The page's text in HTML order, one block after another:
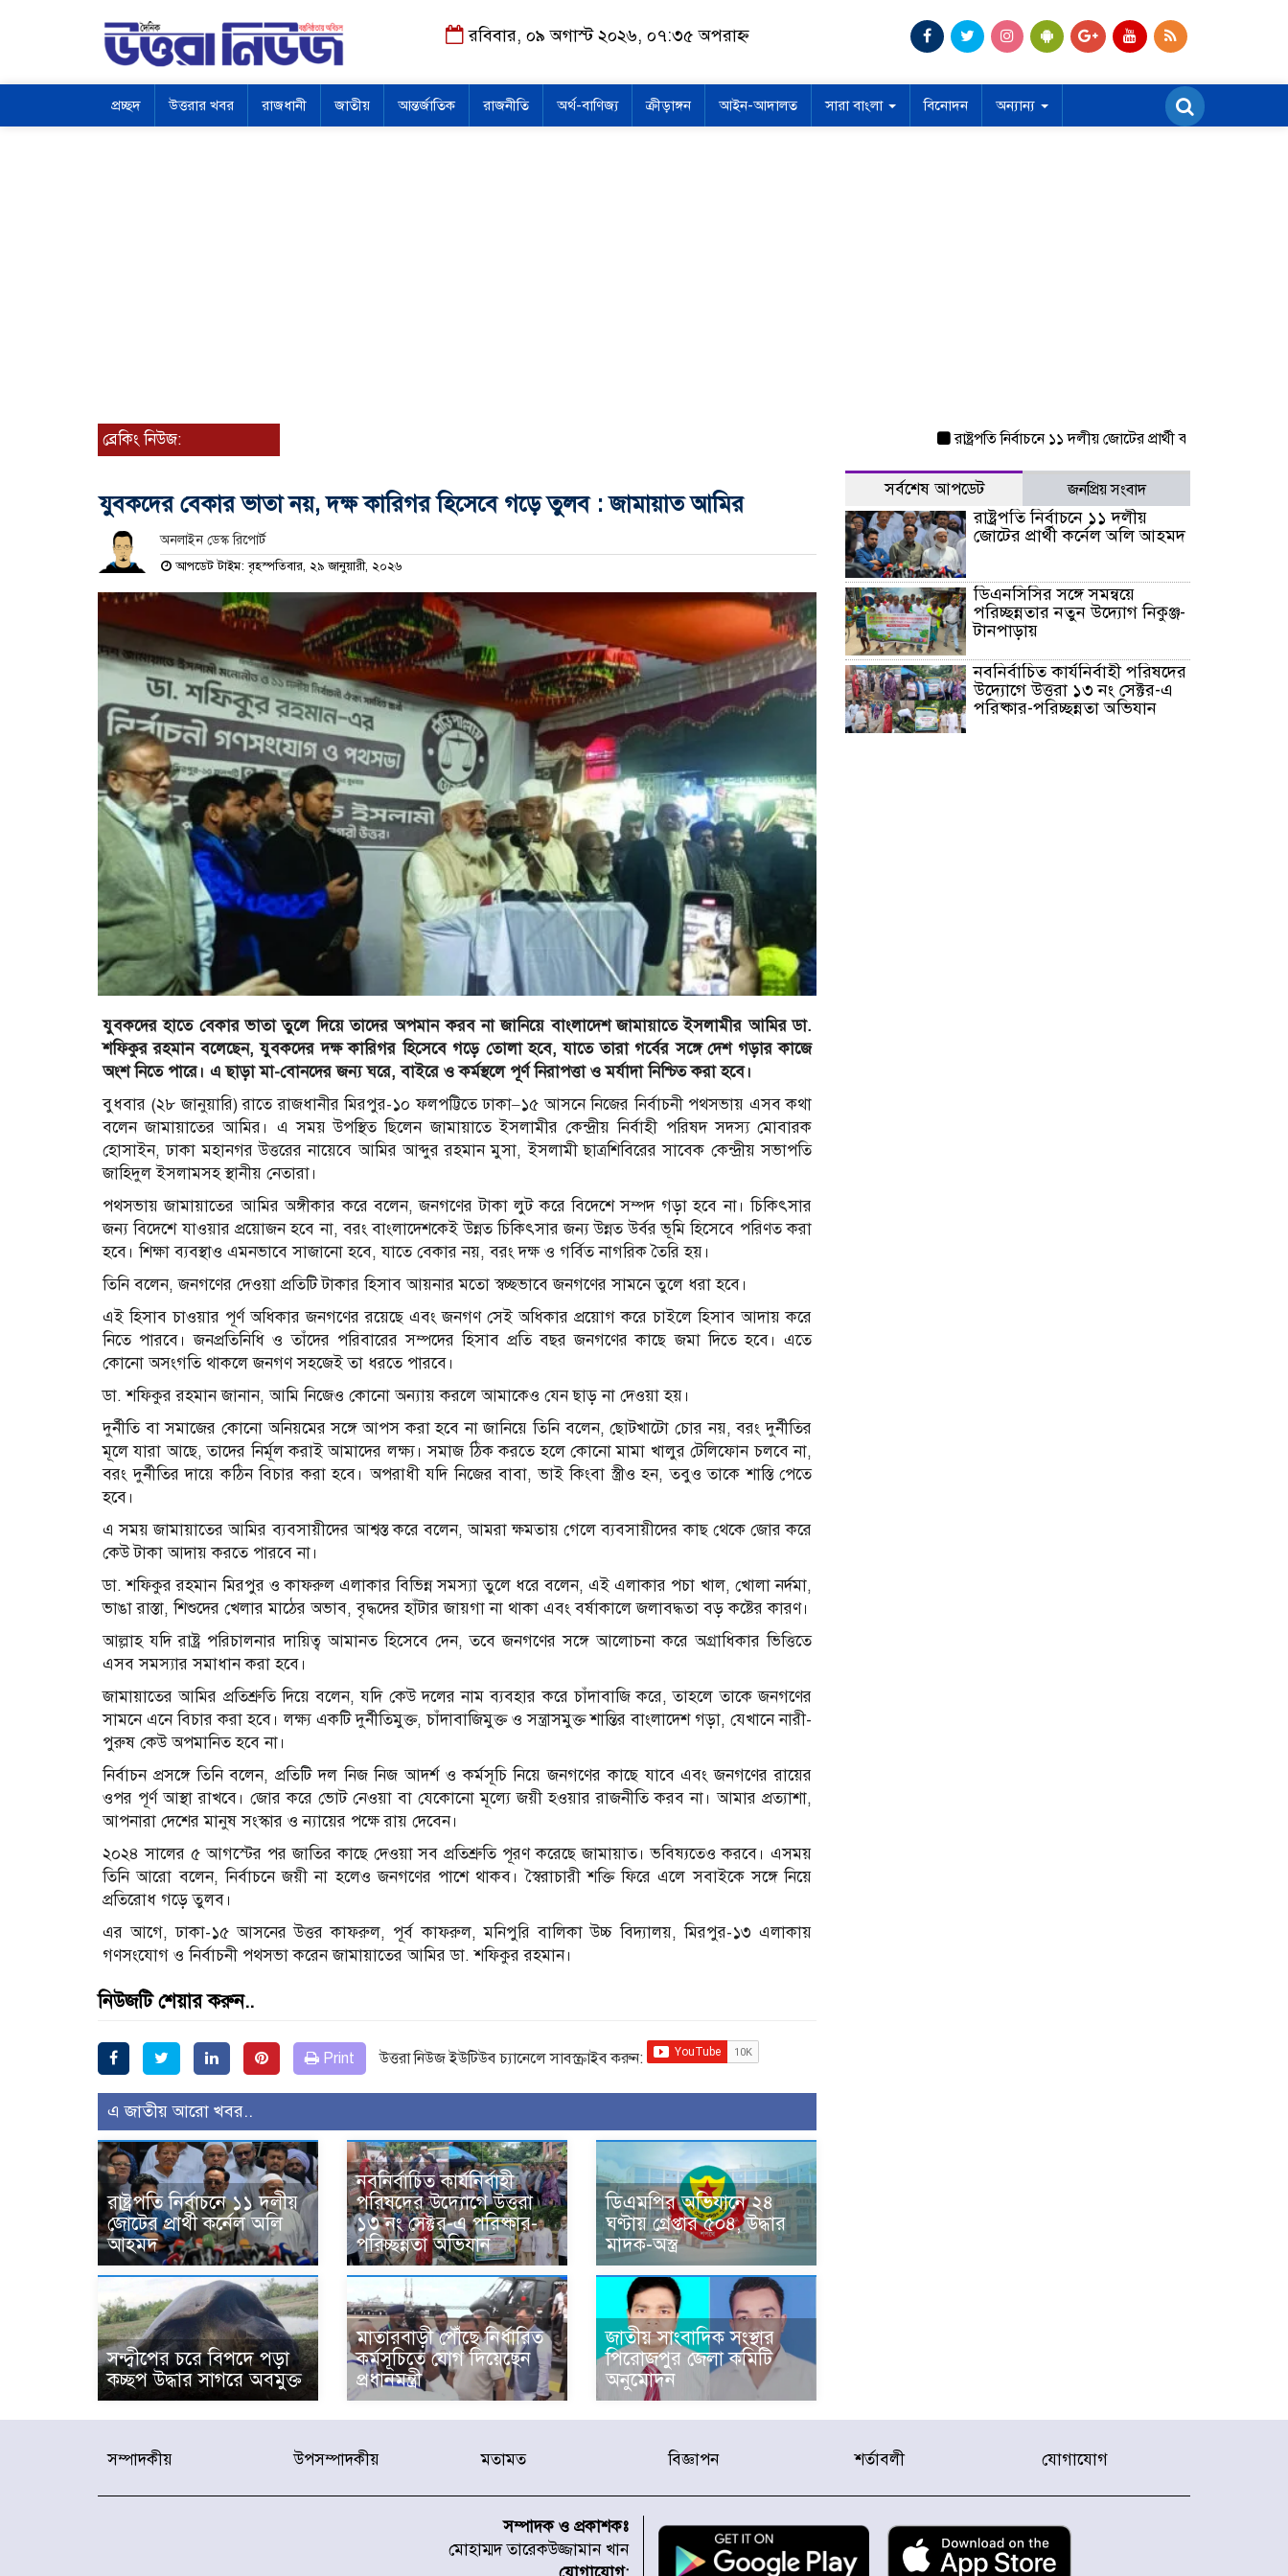
রবিবার, ০৯ অগাস্ট ২০২৬, ০৭:৩৫ অপরাহ্ন
প্রচ্ছদ উত্তরার খবর রাজধানী জাতীয় আন্তর্জাতিক রাজনীতি অর্থ-বাণিজ্য ক্রীড়াঙ্গন আইন-আদালত সারা বাংলা বিনোদন অন্যান্য
ব্রেকিং নিউজ: রাষ্ট্রপতি নির্বাচনে ১১ দলীয় জোটের প্রার্থী কর্নেল অলি আহমদ
যুবকদের বেকার ভাতা নয়, দক্ষ কারিগর হিসেবে গড়ে তুলব : জামায়াত আমির
অনলাইন ডেস্ক রিপোর্ট
আপডেট টাইম: বৃহস্পতিবার, ২৯ জানুয়ারী, ২০২৬
যুবকদের হাতে বেকার ভাতা তুলে দিয়ে তাদের অপমান করব না জানিয়ে বাংলাদেশ জামায়াতে ইসলামীর আমির ডা.
শফিকুর রহমান বলেছেন, যুবকদের দক্ষ কারিগর হিসেবে গড়ে তোলা হবে, যাতে তারা গর্বের সঙ্গে দেশ গড়ার কাজে
অংশ নিতে পারে। এ ছাড়া মা-বোনদের জন্য ঘরে, বাইরে ও কর্মস্থলে পূর্ণ নিরাপত্তা ও মর্যাদা নিশ্চিত করা হবে।
বুধবার (২৮ জানুয়ারি) রাতে রাজধানীর মিরপুর-১০ ফলপট্টিতে ঢাকা–১৫ আসনে নিজের নির্বাচনী পথসভায় এসব কথা
বলেন জামায়াতের আমির। এ সময় উপস্থিত ছিলেন জামায়াতে ইসলামীর কেন্দ্রীয় নির্বাহী পরিষদ সদস্য মোবারক
হোসাইন, ঢাকা মহানগর উত্তরের নায়েবে আমির আব্দুর রহমান মুসা, ইসলামী ছাত্রশিবিরের সাবেক কেন্দ্রীয় সভাপতি
জাহিদুল ইসলামসহ স্থানীয় নেতারা।
পথসভায় জামায়াতের আমির অঙ্গীকার করে বলেন, জনগণের টাকা লুট করে বিদেশে সম্পদ গড়া হবে না। চিকিৎসার
জন্য বিদেশে যাওয়ার প্রয়োজন হবে না, বরং বাংলাদেশকেই উন্নত চিকিৎসার জন্য উন্নত উর্বর ভূমি হিসেবে পরিণত করা
হবে। শিক্ষা ব্যবস্থাও এমনভাবে সাজানো হবে, যাতে বেকার নয়, বরং দক্ষ ও গর্বিত নাগরিক তৈরি হয়।
তিনি বলেন, জনগণের দেওয়া প্রতিটি টাকার হিসাব আয়নার মতো স্বচ্ছভাবে জনগণের সামনে তুলে ধরা হবে।
এই হিসাব চাওয়ার পূর্ণ অধিকার জনগণের রয়েছে এবং জনগণ সেই অধিকার প্রয়োগ করে চাইলে হিসাব আদায় করে
নিতে পারবে। জনপ্রতিনিধি ও তাঁদের পরিবারের সম্পদের হিসাব প্রতি বছর জনগণের কাছে জমা দিতে হবে। এতে
কোনো অসংগতি থাকলে জনগণ সহজেই তা ধরতে পারবে।
ডা. শফিকুর রহমান জানান, আমি নিজেও কোনো অন্যায় করলে আমাকেও যেন ছাড় না দেওয়া হয়।
দুর্নীতি বা সমাজের কোনো অনিয়মের সঙ্গে আপস করা হবে না জানিয়ে তিনি বলেন, ছোটখাটো চোর নয়, বরং দুর্নীতির
মূলে যারা আছে, তাদের নির্মূল করাই আমাদের লক্ষ্য। সমাজ ঠিক করতে হলে কোনো মামা খালুর টেলিফোন চলবে না,
বরং দুর্নীতির দায়ে কঠিন বিচার করা হবে। অপরাধী যদি নিজের বাবা, ভাই কিংবা স্ত্রীও হন, তবুও তাকে শাস্তি পেতে
হবে।
এ সময় জামায়াতের আমির ব্যবসায়ীদের আশ্বস্ত করে বলেন, আমরা ক্ষমতায় গেলে ব্যবসায়ীদের কাছ থেকে জোর করে
কেউ টাকা আদায় করতে পারবে না।
ডা. শফিকুর রহমান মিরপুর ও কাফরুল এলাকার বিভিন্ন সমস্যা তুলে ধরে বলেন, এই এলাকার পচা খাল, খোলা নর্দমা,
ভাঙা রাস্তা, শিশুদের খেলার মাঠের অভাব, বৃদ্ধদের হাঁটার জায়গা না থাকা এবং বর্ষাকালে জলাবদ্ধতা বড় কষ্টের কারণ।
আল্লাহ যদি রাষ্ট্র পরিচালনার দায়িত্ব আমানত হিসেবে দেন, তবে জনগণের সঙ্গে আলোচনা করে অগ্রাধিকার ভিত্তিতে
এসব সমস্যার সমাধান করা হবে।
জামায়াতের আমির প্রতিশ্রুতি দিয়ে বলেন, যদি কেউ দলের নাম ব্যবহার করে চাঁদাবাজি করে, তাহলে তাকে জনগণের
সামনে এনে বিচার করা হবে। লক্ষ্য একটি দুর্নীতিমুক্ত, চাঁদাবাজিমুক্ত ও সন্ত্রাসমুক্ত শান্তির বাংলাদেশ গড়া, যেখানে নারী-
পুরুষ কেউ অপমানিত হবে না।
নির্বাচন প্রসঙ্গে তিনি বলেন, প্রতিটি দল নিজ নিজ আদর্শ ও কর্মসূচি নিয়ে জনগণের কাছে যাবে এবং জনগণের রায়ের
ওপর পূর্ণ আস্থা রাখবে। জোর করে ভোট নেওয়া বা যেকোনো মূল্যে জয়ী হওয়ার রাজনীতি করব না। আমার প্রত্যাশা,
আপনারা দেশের মানুষ সংস্কার ও ন্যায়ের পক্ষে রায় দেবেন।
২০২৪ সালের ৫ আগস্টের পর জাতির কাছে দেওয়া সব প্রতিশ্রুতি পূরণ করেছে জামায়াত। ভবিষ্যতেও করবে। এসময়
তিনি আরো বলেন, নির্বাচনে জয়ী না হলেও জনগণের পাশে থাকব। স্বৈরাচারী শক্তি ফিরে এলে সবাইকে সঙ্গে নিয়ে
প্রতিরোধ গড়ে তুলব।
এর আগে, ঢাকা-১৫ আসনের উত্তর কাফরুল, পূর্ব কাফরুল, মনিপুরি বালিকা উচ্চ বিদ্যালয়, মিরপুর-১৩ এলাকায়
গণসংযোগ ও নির্বাচনী পথসভা করেন জামায়াতের আমির ডা. শফিকুর রহমান।
নিউজটি শেয়ার করুন..
Print উত্তরা নিউজ ইউটিউব চ্যানেলে সাবস্ক্রাইব করুন:
এ জাতীয় আরো খবর..
রাষ্ট্রপতি নির্বাচনে ১১ দলীয়
জোটের প্রার্থী কর্নেল অলি
আহমদ
নবনির্বাচিত কার্যনির্বাহী
পরিষদের উদ্যোগে উত্তরা
১৩ নং সেক্টর-এ পরিষ্কার-
পরিচ্ছন্নতা অভিযান
ডিএমপির অভিযানে ২৪
ঘণ্টায় গ্রেপ্তার ৫০৪, উদ্ধার
মাদক-অস্ত্র
সন্দ্বীপের চরে বিপদে পড়া
কচ্ছপ উদ্ধার সাগরে অবমুক্ত
মাতারবাড়ী পৌঁছে নির্ধারিত
কর্মসূচিতে যোগ দিয়েছেন
প্রধানমন্ত্রী
জাতীয় সাংবাদিক সংস্থার
পিরোজপুর জেলা কমিটি
অনুমোদন
সর্বশেষ আপডেট জনপ্রিয় সংবাদ
রাষ্ট্রপতি নির্বাচনে ১১ দলীয়
জোটের প্রার্থী কর্নেল অলি আহমদ
ডিএনসিসির সঙ্গে সমন্বয়ে
পরিচ্ছন্নতার নতুন উদ্যোগ নিকুঞ্জ-
টানপাড়ায়
নবনির্বাচিত কার্যনির্বাহী পরিষদের
উদ্যোগে উত্তরা ১৩ নং সেক্টর-এ
পরিষ্কার-পরিচ্ছন্নতা অভিযান
সম্পাদকীয় উপসম্পাদকীয় মতামত বিজ্ঞাপন শর্তাবলী যোগাযোগ
সম্পাদক ও প্রকাশকঃ
মোহাম্মদ তারেকউজ্জামান খান